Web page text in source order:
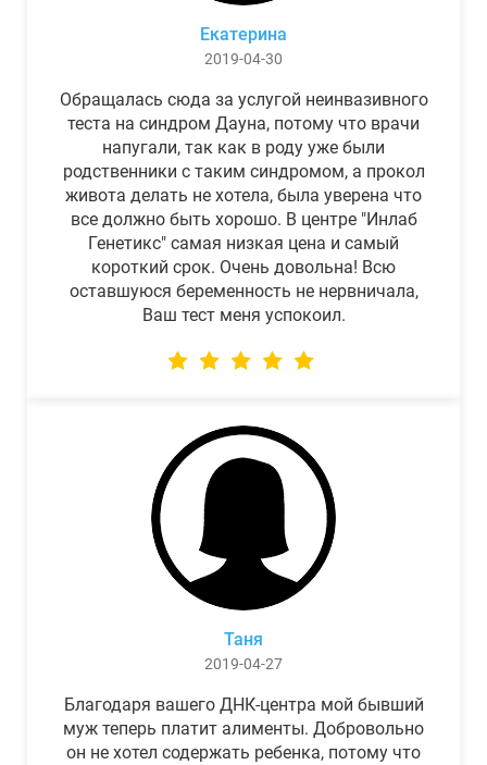
Екатерина
2019-04-30
Обращалась сюда за услугой неинвазивного
теста на синдром Дауна, потому что врачи
напугали, так как в роду уже были
родственники с таким синдромом, а прокол
живота делать не хотела, была уверена что
все должно быть хорошо. В центре "Инлаб
Генетикс" самая низкая цена и самый
короткий срок. Очень довольна! Всю
оставшуюся беременность не нервничала,
Ваш тест меня успокоил.
Таня
2019-04-27
Благодаря вашего ДНК-центра мой бывший
муж теперь платит алименты. Добровольно
он не хотел содержать ребенка, потому что